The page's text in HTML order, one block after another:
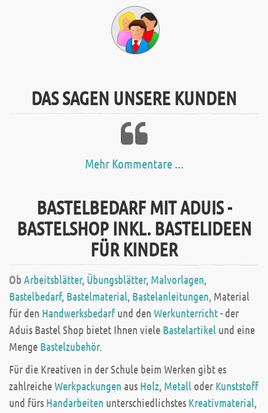
DAS SAGEN UNSERE KUNDEN
Mehr Kommentare ...
BASTELBEDARF MIT ADUIS -
BASTELSHOP INKL. BASTELIDEEN
FÜR KINDER
Ob Arbeitsblätter, Übungsblätter, Malvorlagen,
Bastelbedarf, Bastelmaterial, Bastelanleitungen, Material
für den Handwerksbedarf und den Werkunterricht- der
Aduis Bastel Shop bietet Ihnen viele Bastelartikel und eine
Menge Bastelzubehör.
Für die Kreativen in der Schule beim Werken gibt es
zahlreicheWerkpackungen aus Holz, Metall oder Kunststoff
und fürs Handarbeiten unterschiedlichstes Kreativmaterial,